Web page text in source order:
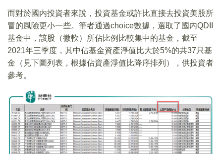
而對於國内投資者來說，投資基金或許比直接去投資美股所
冒的風險更小一些。筆者通過choice數據，選取了國内QDII
基金中，該股（微軟）所佔比例比較集中的基金，截至
2021年三季度，其中佔基金資產淨值比大於5%的共37只基
金（見下圖列表，根據佔資產淨值比降序排列），供投資者
參考。